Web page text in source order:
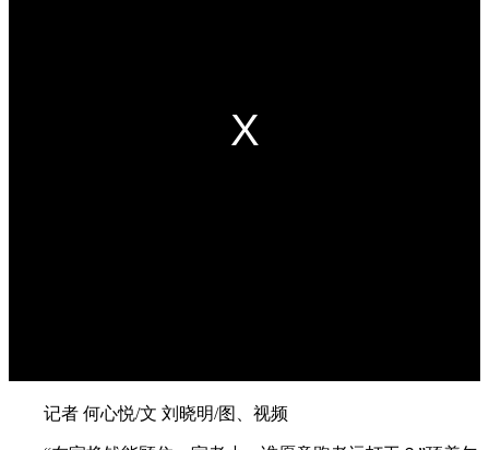
记者 何心悦/文 刘晓明/图、视频